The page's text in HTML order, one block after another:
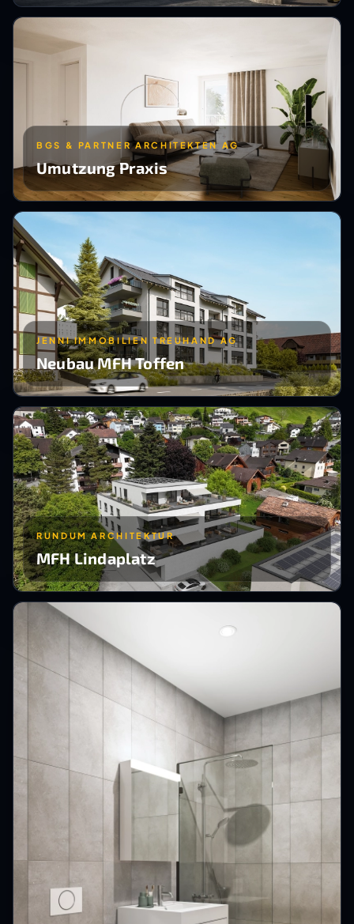
BGS & PARTNER ARCHITEKTEN AG
Umutzung Praxis
JENNI IMMOBILIEN TREUHAND AG
Neubau MFH Toffen
RUNDUM ARCHITEKTUR
MFH Lindaplatz